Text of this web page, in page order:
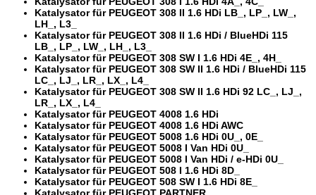
Katalysator für PEUGEOT 308 II 1.6 HDi LB_, LP_, LW_,
LH_, L3_
Katalysator für PEUGEOT 308 II 1.6 HDi / BlueHDi 115
LB_, LP_, LW_, LH_, L3_
Katalysator für PEUGEOT 308 SW I 1.6 HDi 4E_, 4H_
Katalysator für PEUGEOT 308 SW II 1.6 HDi / BlueHDi 115
LC_, LJ_, LR_, LX_, L4_
Katalysator für PEUGEOT 308 SW II 1.6 HDi 92 LC_, LJ_,
LR_, LX_, L4_
Katalysator für PEUGEOT 4008 1.6 HDi
Katalysator für PEUGEOT 4008 1.6 HDi AWC
Katalysator für PEUGEOT 5008 1.6 HDi 0U_, 0E_
Katalysator für PEUGEOT 5008 I Van HDi 0U_
Katalysator für PEUGEOT 5008 I Van HDi / e-HDi 0U_
Katalysator für PEUGEOT 508 I 1.6 HDi 8D_
Katalysator für PEUGEOT 508 SW I 1.6 HDi 8E_
Katalysator für PEUGEOT PARTNER